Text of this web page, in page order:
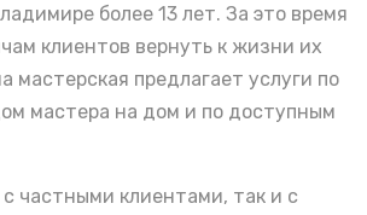
более 13 лет. За это время
клиентов вернуть к жизни их
мастерская предлагает услуги по
мастера на дом и по доступным
частными клиентами, так и с